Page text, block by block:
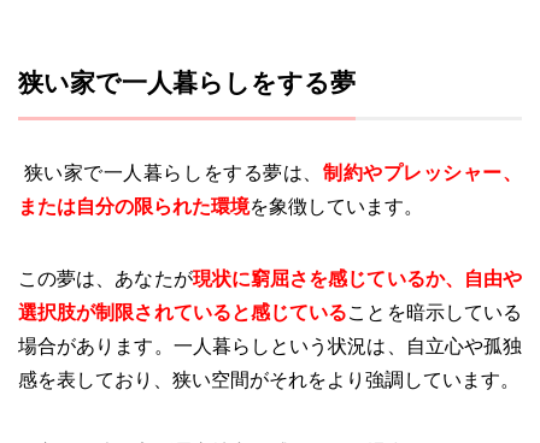
狭い家で一人暮らしをする夢
狭い家で一人暮らしをする夢は、 制約やプレッシャー、
または自分の限られた環境を象徴しています。
この夢は、あなたが現状に窮屈さを感じているか、自由や
選択肢が制限されていると感じていることを暗示している
場合があります。一人暮らしという状況は、自立心や孤独
感を表しており、狭い空間がそれをより強調しています。